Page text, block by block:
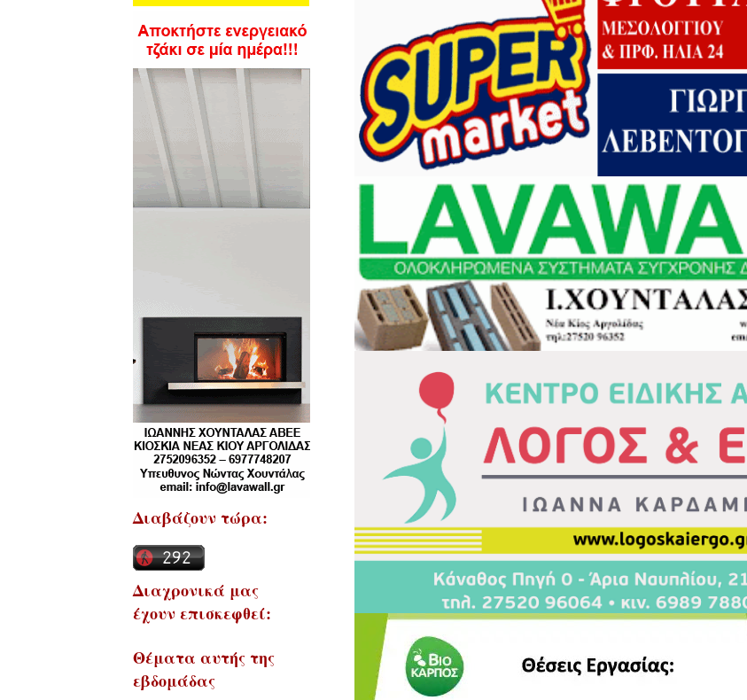
Διαβάζουν τώρα:
Διαχρονικά μας
έχουν επισκεφθεί:
Θέματα αυτής της
εβδομάδας